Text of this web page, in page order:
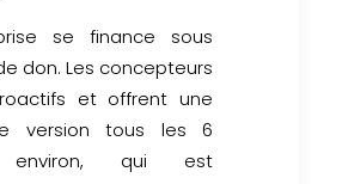
se finance sous
don. Les concepteurs
et offrent une
version tous les 6
environ, qui est